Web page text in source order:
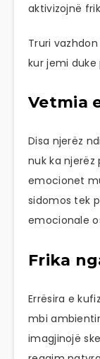
aktivizojnë
Truri
kur jemi duke
Vetmia
Disa njerëz
nuk ka
emocionet
sidomos tek
emocionale
Frika
Errësira e
mbi
imagjinojë